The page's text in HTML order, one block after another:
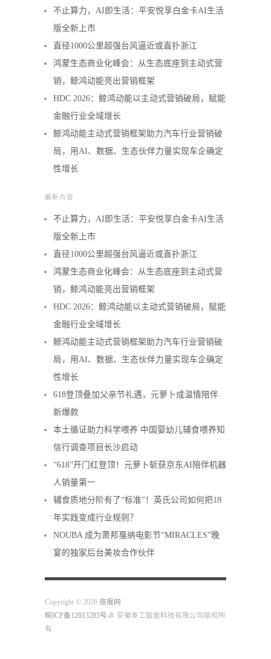
不止算力，AI即生活：平安悦享白金卡AI生活
版全新上市
直径1000公里超强台风逼近或直扑浙江
鸿蒙生态商业化峰会：从生态底座到主动式营
销，鲸鸿动能亮出营销框架
HDC 2026：鲸鸿动能以主动式营销破局，赋能
金融行业全域增长
鲸鸿动能主动式营销框架助力汽车行业营销破
局，用AI、数据、生态伙伴力量实现车企确定
性增长
最新内容
不止算力，AI即生活：平安悦享白金卡AI生活
版全新上市
直径1000公里超强台风逼近或直扑浙江
鸿蒙生态商业化峰会：从生态底座到主动式营
销，鲸鸿动能亮出营销框架
HDC 2026：鲸鸿动能以主动式营销破局，赋能
金融行业全域增长
鲸鸿动能主动式营销框架助力汽车行业营销破
局，用AI、数据、生态伙伴力量实现车企确定
性增长
618登顶叠加父亲节礼遇，元萝卜成温情陪伴
新爆款
本土循证助力科学喂养 中国婴幼儿辅食喂养知
信行调查项目长沙启动
“618”开门红登顶！元萝卜斩获京东AI陪伴机器
人销量第一
辅食质地分阶有了“标准”！英氏公司如何把18
年实践变成行业规则？
NOUBA 成为萧邦戛纳电影节“MIRACLES”晚
宴的独家后台美妆合作伙伴
Copyright © 2026 商报网
皖ICP备12013283号-8 安徽阜工智能科技有限公司版权所
有